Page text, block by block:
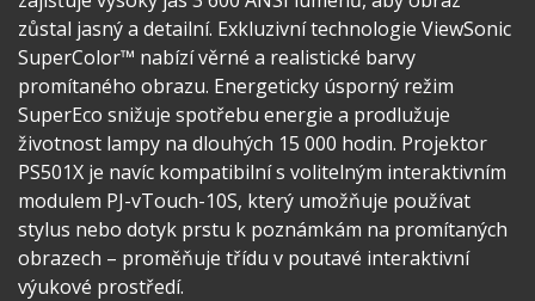
zůstal jasný a detailní. Exkluzivní technologie ViewSonic
SuperColor™ nabízí věrné a realistické barvy
promítaného obrazu. Energeticky úsporný režim
SuperEco snižuje spotřebu energie a prodlužuje
životnost lampy na dlouhých 15 000 hodin. Projektor
PS501X je navíc kompatibilní s volitelným interaktivním
modulem PJ-vTouch-10S, který umožňuje používat
stylus nebo dotyk prstu k poznámkám na promítaných
obrazech – proměňuje třídu v poutavé interaktivní
výukové prostředí.